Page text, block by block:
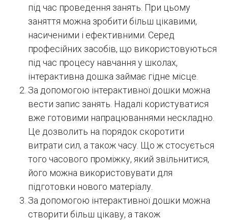
під час проведення занять. При цьому
заняття можна зробити більш цікавими,
насиченими і ефективними. Серед
професійних засобів, що використовуються
під час процесу навчання у школах,
інтерактивна дошка займає гідне місце.
За допомогою інтерактивної дошки можна
вести запис занять. Надалі користуватися
вже готовими напрацюваннями нескладно.
Це дозволить на порядок скоротити
витрати сил, а також часу. Що ж стосується
того часового проміжку, який звільнитися,
його можна використовувати для
підготовки нового матеріалу.
За допомогою інтерактивної дошки можна
створити більш цікаву, а також